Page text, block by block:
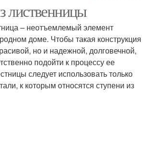
Ступени из массива
лиственницы
– неотъемлемый элемент
доме. Чтобы такая конструкция
но и надежной, долговечной,
подойти к процессу ее
следует использовать только
к которым относятся ступени из